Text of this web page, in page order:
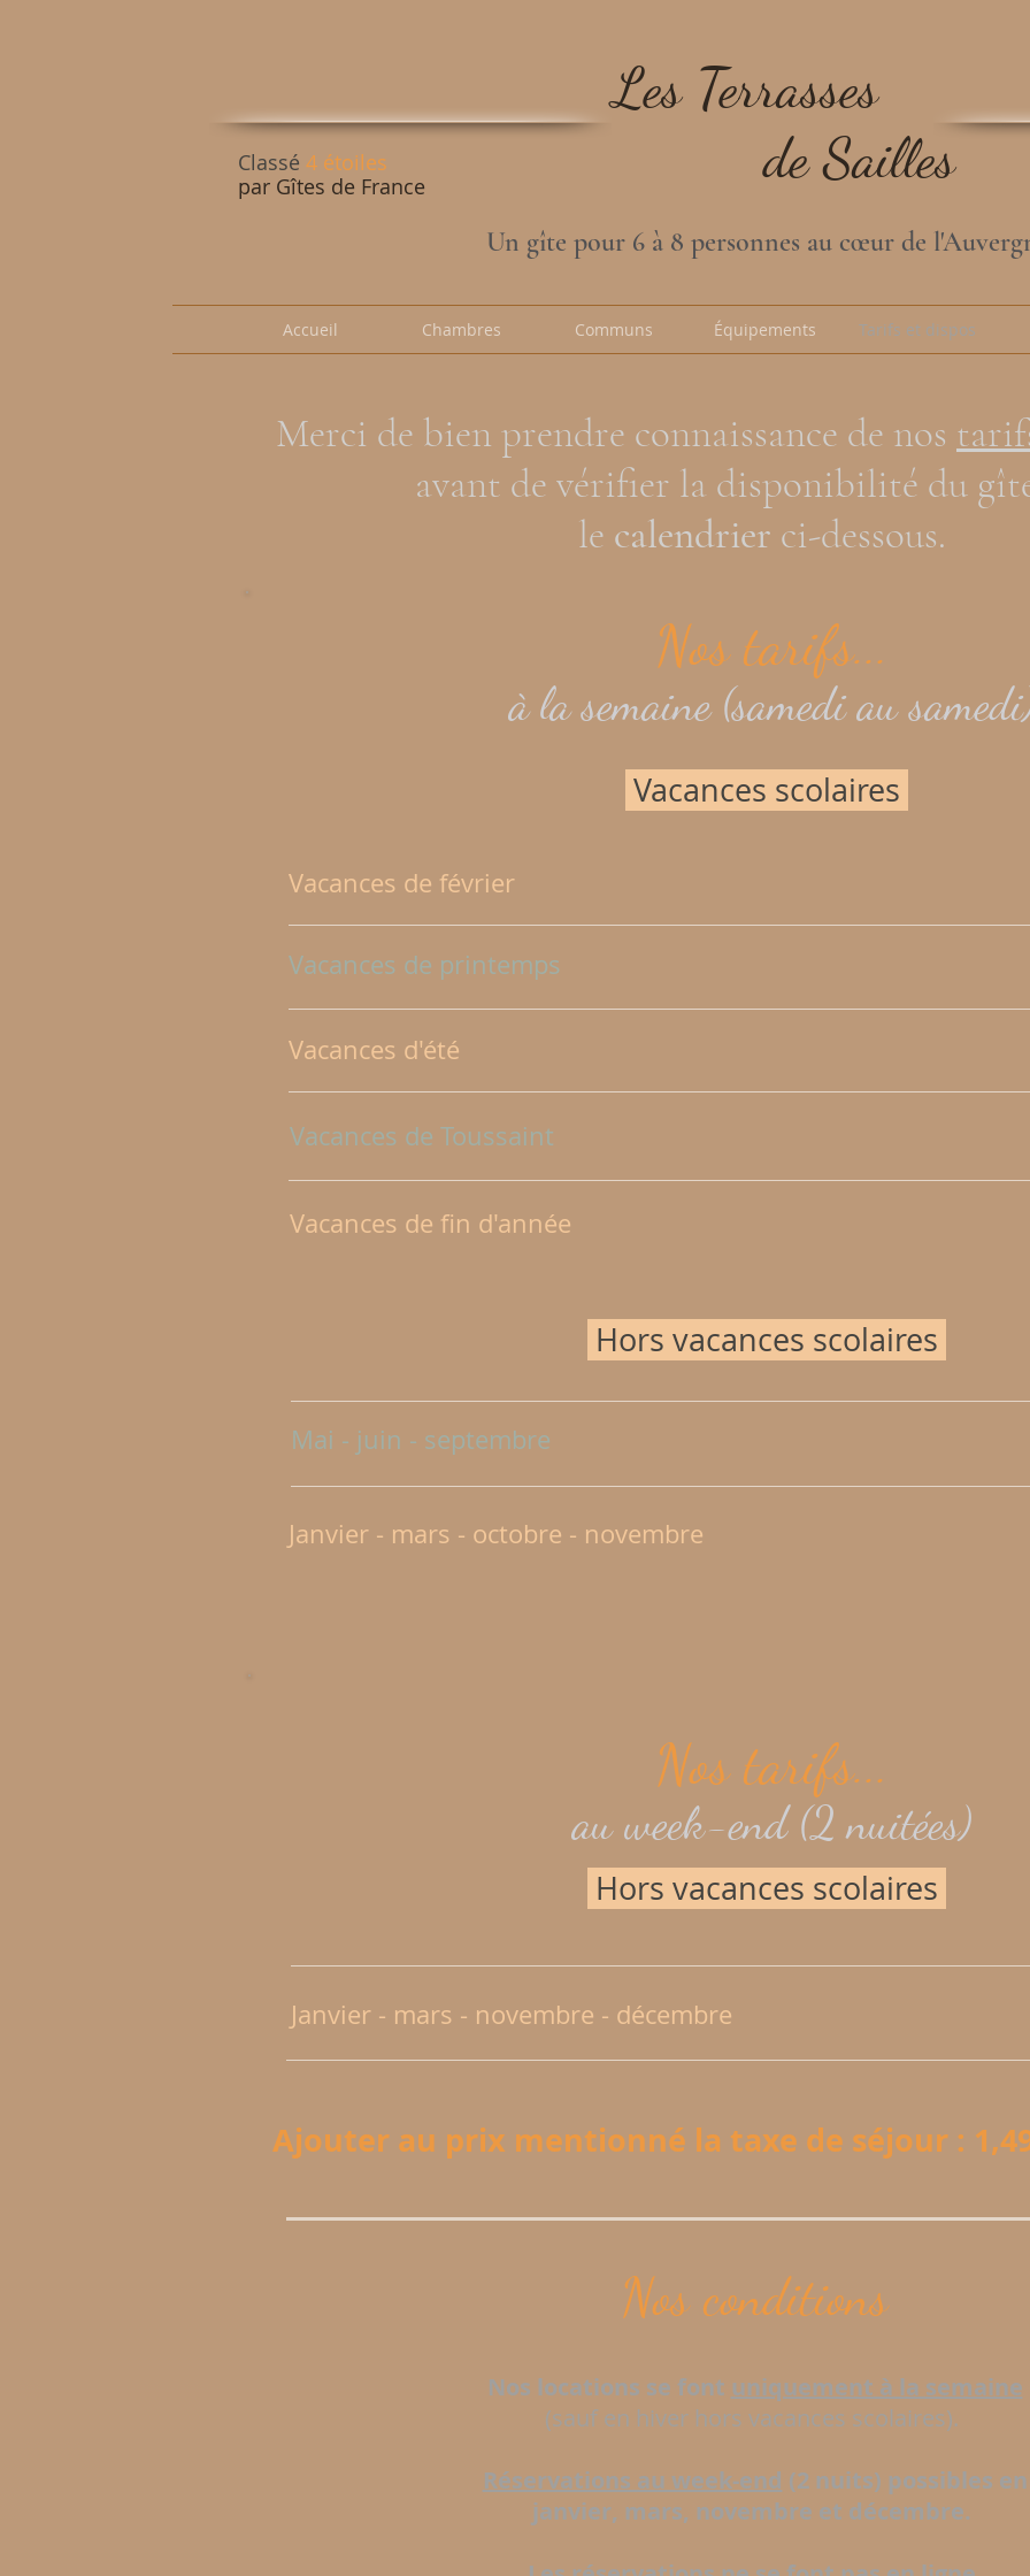
Les Terrasses
Un gîte pour 6 à 8 personnes au cœur de
de Sailles
Classé 4 étoiles
par Gîtes de France
Accueil Chambres Communs Équipements Tarifs et dispos
Merci de bien prendre connaissance de nos
avant de vérifier la disponibilité du
le calendrier ci-dessous.
Nos tarifs...
à la semaine (samedi au
Vacances scolaires
Vacances de février
Vacances de printemps
Vacances d'été
Vacances de Toussaint
Vacances de fin d'année
Hors vacances scolaires
Mai - juin - septembre
Janvier - mars - octobre - novembre
Nos tarifs...
au week-end (2 nuitées)
Janvier - mars - novembre - décembre
Hors vacances scolaires
Ajouter au prix mentionné la taxe de séjour :
Nos conditions
Nos locations se font uniquement à la semaine
(sauf en hiver hors vacances scolaires).
Réservations au week-end (2 nuits) possibles en
janvier, mars, novembre et décembre.